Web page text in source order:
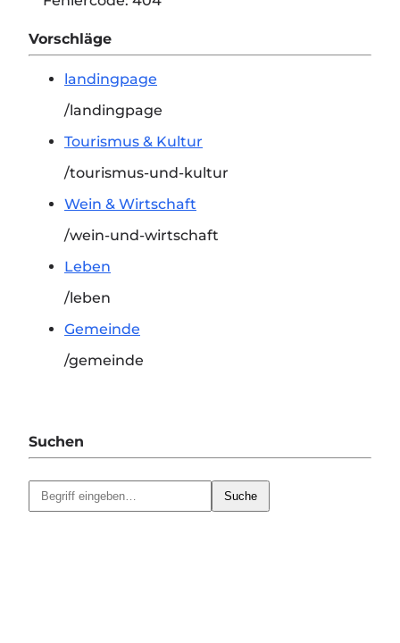
Vorschläge
landingpage
/landingpage
Tourismus & Kultur
/tourismus-und-kultur
Wein & Wirtschaft
/wein-und-wirtschaft
Leben
/leben
Gemeinde
/gemeinde
Suchen
Suche